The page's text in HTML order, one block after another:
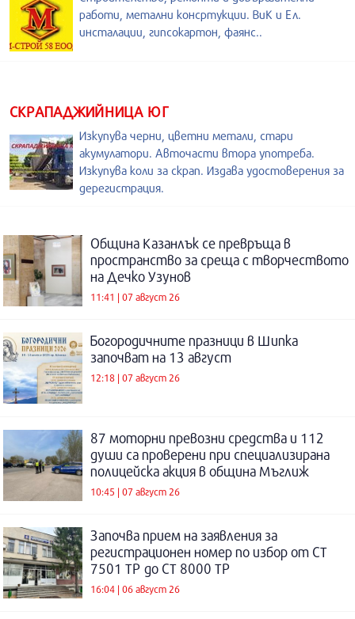
работи, метални консртукции. ВиК и Ел.
инсталации, гипсокартон, фаянс..
СКРАПАДЖИЙНИЦА ЮГ
Изкупува черни, цветни метали, стари
акумулатори. Авточасти втора употреба.
Изкупува коли за скрап. Издава удостоверения за
дерегистрация.
Община Казанлък се превръща в
пространство за среща с творчеството
на Дечко Узунов
11:41 | 07 август 26
Богородичните празници в Шипка
започват на 13 август
12:18 | 07 август 26
87 моторни превозни средства и 112
души са проверени при специализирана
полицейска акция в община Мъглиж
10:45 | 07 август 26
Започва прием на заявления за
регистрационен номер по избор от СТ
7501 ТР до СТ 8000 ТР
16:04 | 06 август 26